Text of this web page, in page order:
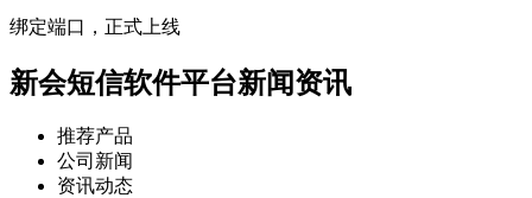
绑定端口，正式上线
新会短信软件平台新闻资讯
推荐产品
公司新闻
资讯动态